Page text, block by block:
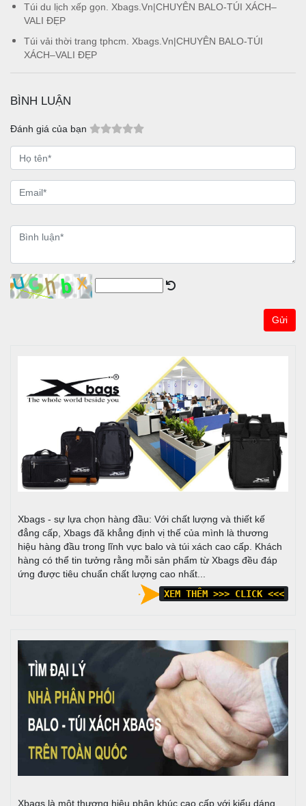
Túi du lịch xếp gọn. Xbags.Vn|CHUYÊN BALO-TÚI XÁCH–
VALI ĐẸP
Túi vải thời trang tphcm. Xbags.Vn|CHUYÊN BALO-TÚI
XÁCH–VALI ĐẸP
BÌNH LUẬN
Đánh giá của bạn
Gửi
Xbags - sự lựa chọn hàng đầu: Với chất lượng và thiết kế
đẳng cấp, Xbags đã khẳng định vị thế của mình là thương
hiệu hàng đầu trong lĩnh vực balo và túi xách cao cấp. Khách
hàng có thể tin tưởng rằng mỗi sản phẩm từ Xbags đều đáp
ứng được tiêu chuẩn chất lượng cao nhất...
XEM THÊM >>> CLICK <<<
Xbags là một thương hiệu phân khúc cao cấp với kiểu dáng